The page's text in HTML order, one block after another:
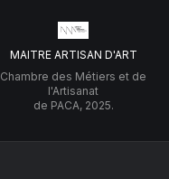
MAITRE ARTISAN D'ART
Chambre des Métiers et de
l'Artisanat
de PACA, 2025.